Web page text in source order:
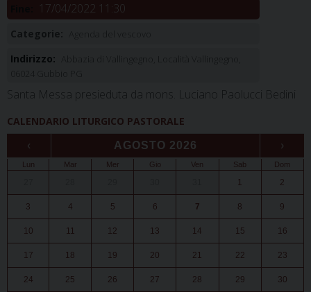
17/04/2022 11:30
Categorie:
Indirizzo:
Santa Messa presieduta da mons. Luciano Paolucci Bedini
CALENDARIO LITURGICO PASTORALE
‹ AGOSTO 2026 ›
Lun Mar Mer Gio Ven Sab Dom
1 2
3 4 5 6 7 8 9
10 11 12 13 14 15 16
17 18 19 20 21 22 23
24 25 26 27 28 29 30